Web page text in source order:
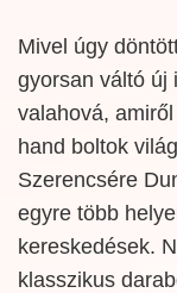
Mivel úgy
gyorsan váltó új
valahová,
hand boltok
Szerencsére
egyre több
kereskedések.
klasszikus